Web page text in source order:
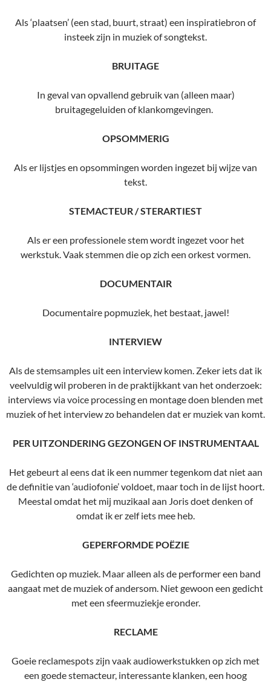
Als ‘plaatsen’ (een stad, buurt, straat) een inspiratiebron of
insteek zijn in muziek of songtekst.
BRUITAGE
In geval van opvallend gebruik van (alleen maar)
bruitagegeluiden of klankomgevingen.
OPSOMMERIG
Als er lijstjes en opsommingen worden ingezet bij wijze van
tekst.
STEMACTEUR / STERARTIEST
Als er een professionele stem wordt ingezet voor het
werkstuk. Vaak stemmen die op zich een orkest vormen.
DOCUMENTAIR
Documentaire popmuziek, het bestaat, jawel!
INTERVIEW
Als de stemsamples uit een interview komen. Zeker iets dat ik
veelvuldig wil proberen in de praktijkkant van het onderzoek:
interviews via voice processing en montage doen blenden met
muziek of het interview zo behandelen dat er muziek van komt.
PER UITZONDERING GEZONGEN OF INSTRUMENTAAL
Het gebeurt al eens dat ik een nummer tegenkom dat niet aan
de definitie van ‘audiofonie’ voldoet, maar toch in de lijst hoort.
Meestal omdat het mij muzikaal aan Joris doet denken of
omdat ik er zelf iets mee heb.
GEPERFORMDE POËZIE
Gedichten op muziek. Maar alleen als de performer een band
aangaat met de muziek of andersom. Niet gewoon een gedicht
met een sfeermuziekje eronder.
RECLAME
Goeie reclamespots zijn vaak audiowerkstukken op zich met
een goede stemacteur, interessante klanken, een hoog